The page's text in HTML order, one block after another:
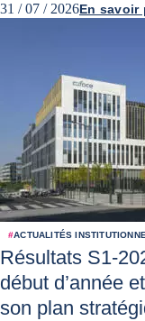
31 / 07 / 2026En savoir
#ACTUALITÉS
Résultats S1-
début d’année
son plan